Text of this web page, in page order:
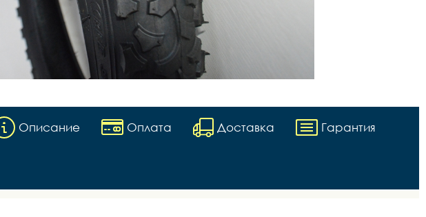
Описание Оплата Доставка Гарантия